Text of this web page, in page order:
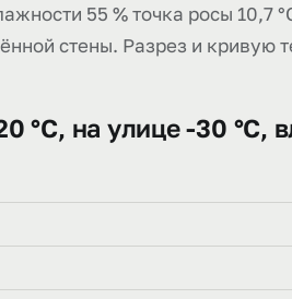
55 % точка росы 10,7
стены. Разрез и кривую
°C, на улице -30 °C,